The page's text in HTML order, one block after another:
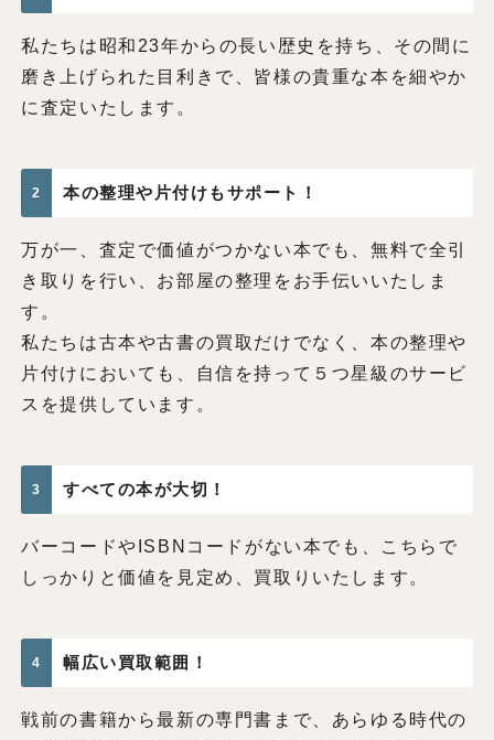
私たちは昭和23年からの長い歴史を持ち、その間に
磨き上げられた目利きで、皆様の貴重な本を細やか
に査定いたします。
2 本の整理や片付けもサポート！
万が一、査定で価値がつかない本でも、無料で全引
き取りを行い、お部屋の整理をお手伝いいたしま
す。
私たちは古本や古書の買取だけでなく、本の整理や
片付けにおいても、自信を持って５つ星級のサービ
スを提供しています。
3 すべての本が大切！
バーコードやISBNコードがない本でも、こちらで
しっかりと価値を見定め、買取りいたします。
4 幅広い買取範囲！
戦前の書籍から最新の専門書まで、あらゆる時代の